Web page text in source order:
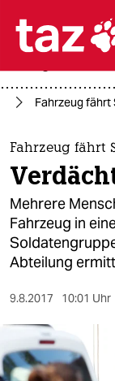
themen
politik
öko
gesellschaft
kultur
sport
berlin
Fahrzeug fährt
Fahrzeug fährt
Mehrere
Fahrzeug in
Abteilung
9.8.2017 10:01 Uhr